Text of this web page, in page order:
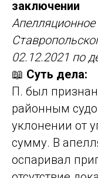
заключении
02.12.2021 по
📖 Суть дела:
П. был
районным
уклонении от
сумму. В
оспаривал